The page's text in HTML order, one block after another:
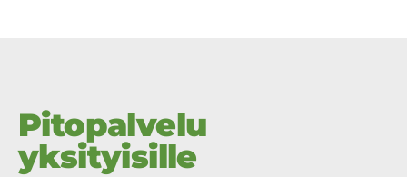
Pitopalvelu
yksityisille